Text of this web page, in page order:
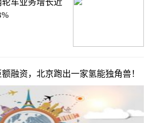
车业务增长近
融资，北京跑出一家氢能独角兽！